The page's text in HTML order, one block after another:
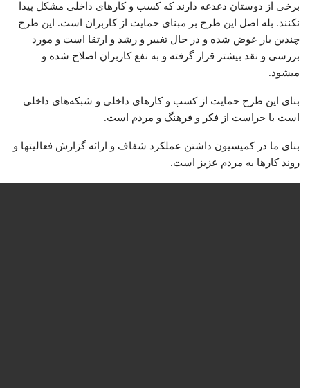
برخی از دوستان دغدغه دارند که کسب و کارهای داخلی مشکل پیدا
نکنند. بله اصل این طرح بر مبنای حمایت از کاربران است. این طرح
چندین بار عوض شده و در حال تغییر و رشد و ارتقا است و مورد
بررسی و نقد بیشتر قرار گرفته و به نفع کاربران اصلاح شده و
میشود.
بنای این طرح حمایت از کسب و کارهای داخلی و شبکه‌های داخلی
است با حراست از فکر و فرهنگ و مردم است.
بنای ما در کمیسیون داشتن عملکرد شفاف و ارائه گزارش فعالیتها و
روند کارها به مردم عزیز است.